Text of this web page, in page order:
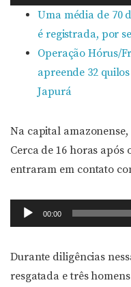
de
Uma média de 70
é registrada, por
Operação Hórus/
apreende 32
Japurá
Na capital
Cerca de 16 horas após
entraram em contato
Tocador
de
00:00
Durante diligências
resgatada e três